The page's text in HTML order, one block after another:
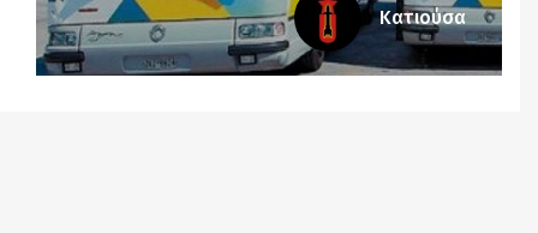
Κατιούσα